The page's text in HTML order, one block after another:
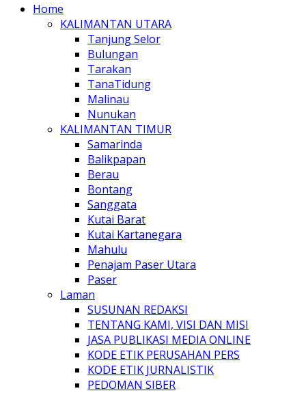
Home
KALIMANTAN UTARA
Tanjung Selor
Bulungan
Tarakan
TanaTidung
Malinau
Nunukan
KALIMANTAN TIMUR
Samarinda
Balikpapan
Berau
Bontang
Sanggata
Kutai Barat
Kutai Kartanegara
Mahulu
Penajam Paser Utara
Paser
Laman
SUSUNAN REDAKSI
TENTANG KAMI, VISI DAN MISI
JASA PUBLIKASI MEDIA ONLINE
KODE ETIK PERUSAHAN PERS
KODE ETIK JURNALISTIK
PEDOMAN SIBER